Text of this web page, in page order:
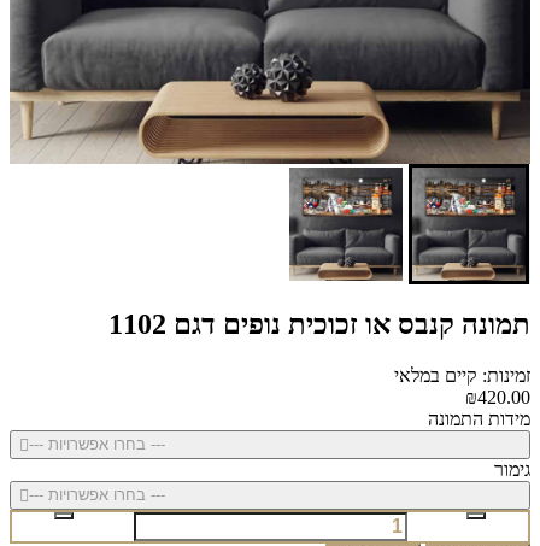
תמונה קנבס או זכוכית נופים דגם 1102
זמינות: קיים במלאי
₪420.00
מידות התמונה
--- בחרו אפשרויות ---
גימור
--- בחרו אפשרויות ---